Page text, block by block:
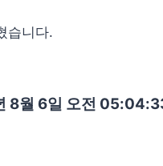
습니다.
8월 6일 오전